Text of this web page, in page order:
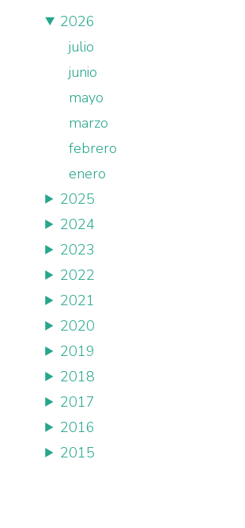
2026
julio
junio
mayo
marzo
febrero
enero
2025
2024
2023
2022
2021
2020
2019
2018
2017
2016
2015